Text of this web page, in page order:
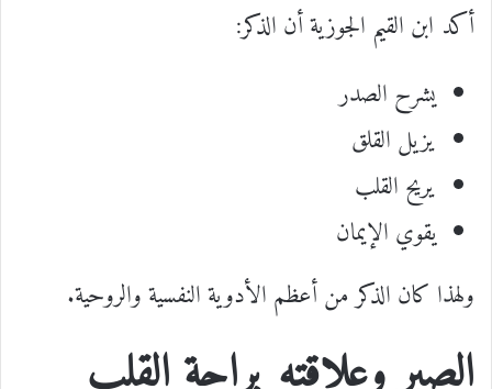
أكد ابن القيم الجوزية أن الذكر:
يشرح الصدر
يزيل القلق
يريح القلب
يقوي الإيمان
ولهذا كان الذكر من أعظم الأدوية النفسية والروحية.